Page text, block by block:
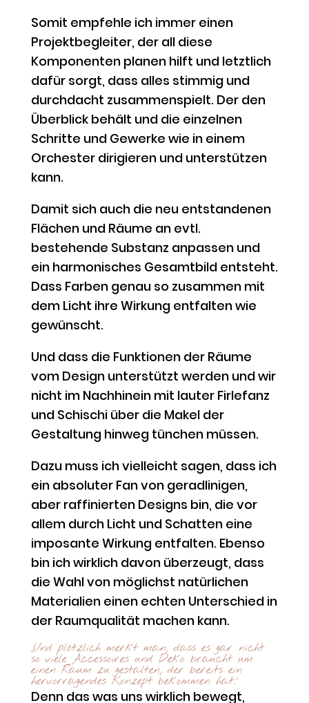
Somit empfehle ich immer einen
Projektbegleiter, der all diese
Komponenten planen hilft und letztlich
dafür sorgt, dass alles stimmig und
durchdacht zusammenspielt. Der den
Überblick behält und die einzelnen
Schritte und Gewerke wie in einem
Orchester dirigieren und unterstützen
kann.
Damit sich auch die neu entstandenen
Flächen und Räume an evtl.
bestehende Substanz anpassen und
ein harmonisches Gesamtbild entsteht.
Dass Farben genau so zusammen mit
dem Licht ihre Wirkung entfalten wie
gewünscht.
Und dass die Funktionen der Räume
vom Design unterstützt werden und wir
nicht im Nachhinein mit lauter Firlefanz
und Schischi über die Makel der
Gestaltung hinweg tünchen müssen.
Dazu muss ich vielleicht sagen, dass ich
ein absoluter Fan von geradlinigen,
aber raffinierten Designs bin, die vor
allem durch Licht und Schatten eine
imposante Wirkung entfalten. Ebenso
bin ich wirklich davon überzeugt, dass
die Wahl von möglichst natürlichen
Materialien einen echten Unterschied in
der Raumqualität machen kann.
„Und plötzlich merkt man, dass es gar nicht
so viele Accessoires und Deko braucht um
einen Raum zu gestalten, der bereits ein
hervorragendes Konzept bekommen hat.“
Denn das was uns wirklich bewegt,